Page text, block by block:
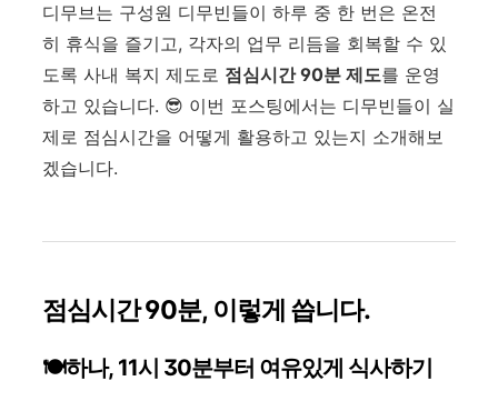
디무브는 구성원 디무빈들이 하루 중 한 번은 온전
히 휴식을 즐기고, 각자의 업무 리듬을 회복할 수 있
도록 사내 복지 제도로 점심시간 90분 제도를 운영
하고 있습니다. 😎 이번 포스팅에서는 디무빈들이 실
제로 점심시간을 어떻게 활용하고 있는지 소개해보
겠습니다.
점심시간 90분, 이렇게 씁니다.
🍽️하나, 11시 30분부터 여유있게 식사하기